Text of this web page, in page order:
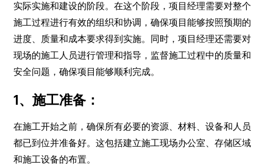
实际实施和建设的阶段。在这个阶段，项目经理需要对整个
施工过程进行有效的组织和协调，确保项目能够按照预期的
进度、质量和成本要求得到实施。同时，项目经理还需要对
现场的施工人员进行管理和指导，监督施工过程中的质量和
安全问题，确保项目能够顺利完成。
1、施工准备：
在施工开始之前，确保所有必要的资源、材料、设备和人员
都已到位并准备好。这包括建立施工现场办公室、存储区域
和施工设备的布置。